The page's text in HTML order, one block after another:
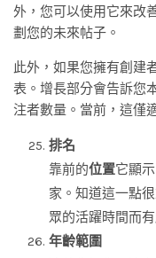
外，您可以使用它來改
劃您的未來帖子。
此外，如果您擁有創建
表。增長部分會告訴您
注者數量。當前，這僅
排名
靠前的位置它顯
家。知道這一點
眾的活躍時間而
年齡範圍